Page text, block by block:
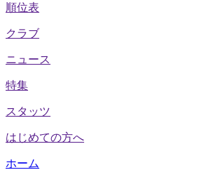
順位表
クラブ
ニュース
特集
スタッツ
はじめての方へ
ホーム